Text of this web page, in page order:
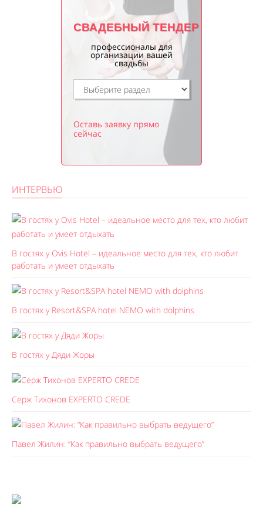
СВАДЕБНЫЙ ТЕНДЕР
профессионалы для
организации вашей
свадьбы
Оставь заявку прямо
сейчас
ИНТЕРВЬЮ
В гостях у Ovis Hotel – идеальное место для тех, кто любит
работать и умеет отдыхать
В гостях у Resort&SPA hotel NEMO with dolphins
В гостях у Дяди Жоры
Серж Тихонов EXPERTO CREDE
Павел Жилин: “Как правильно выбрать ведущего”